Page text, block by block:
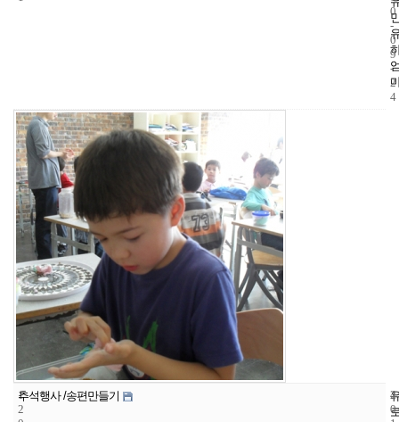
0
-
0
9
-
2
4
1
2
추석행사 /송편만들기 4
2
0